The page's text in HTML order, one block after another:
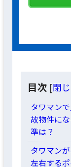
目次 [閉
タワマン
故物件に
準は？
タワマン
左右する